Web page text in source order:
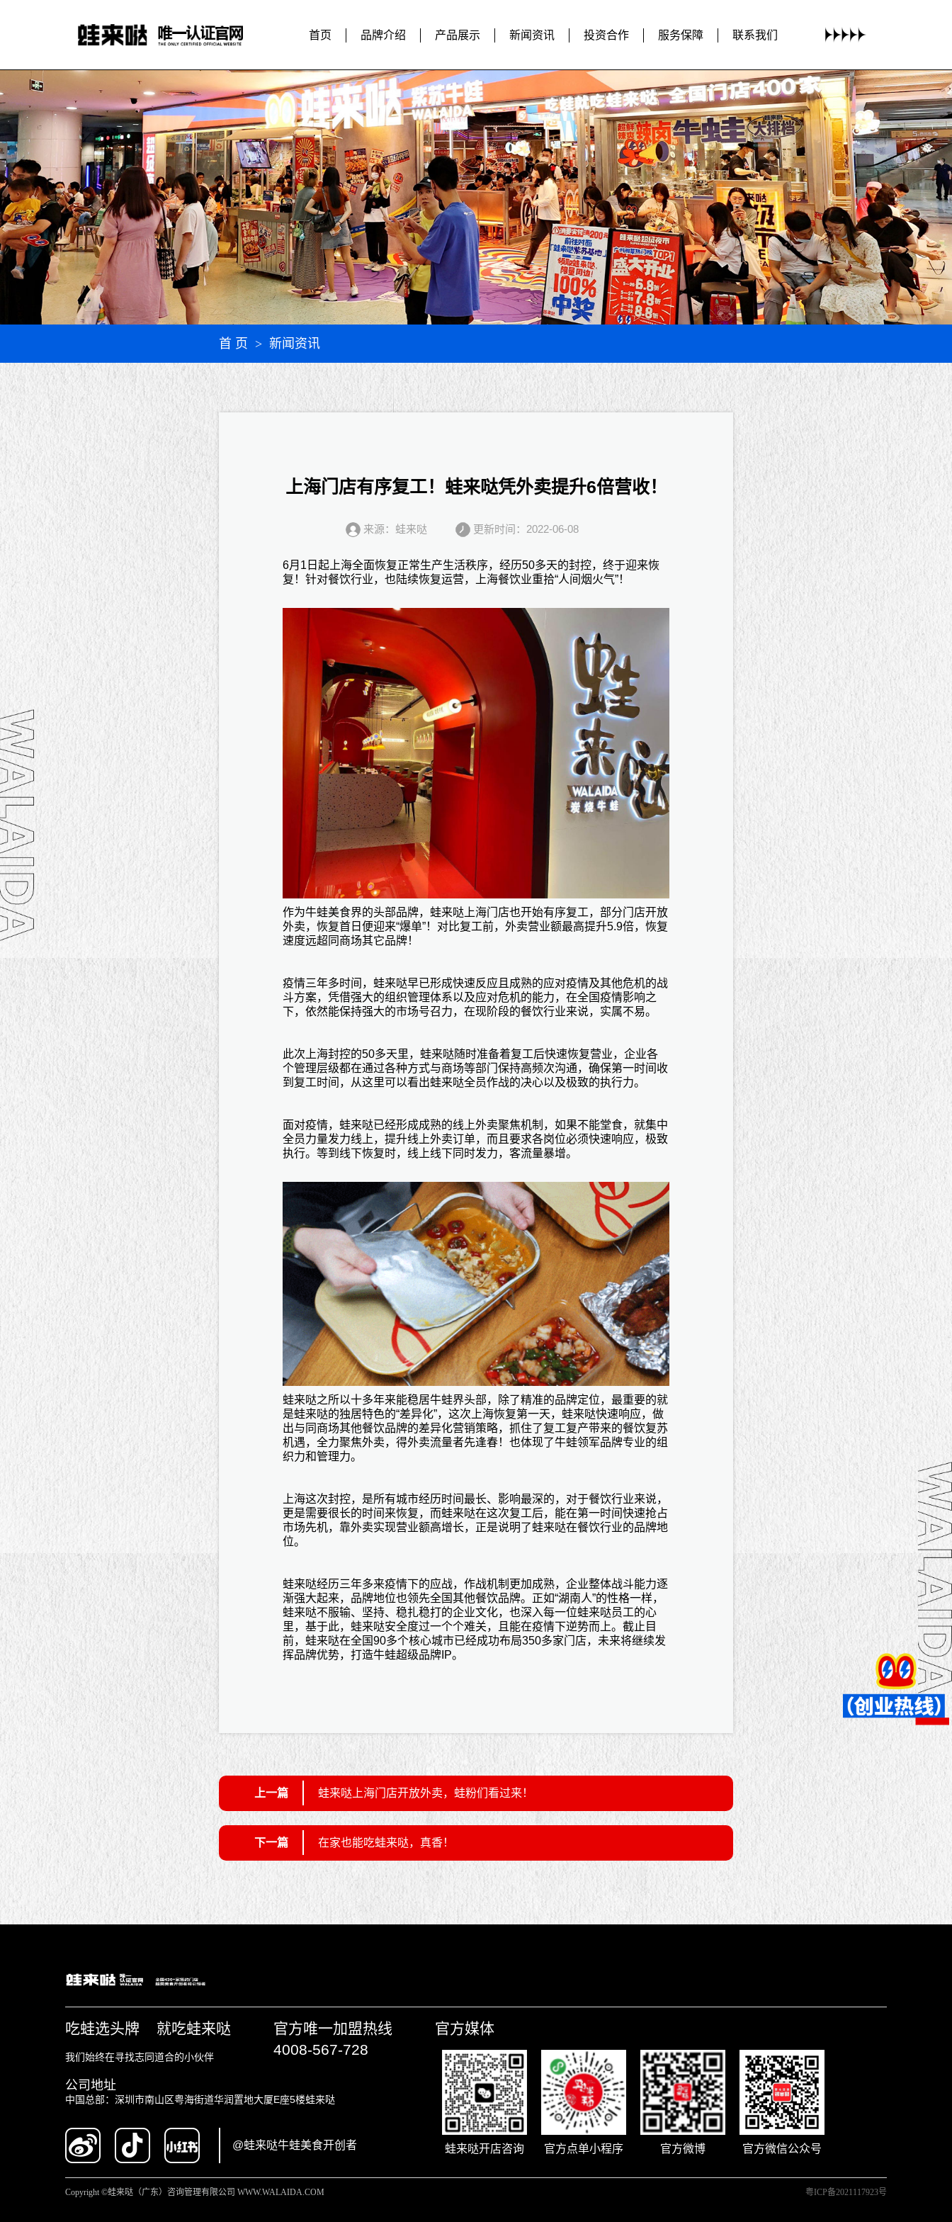
首页 品牌介绍 产品展示 新闻资讯 投资合作 服务保障 联系我们
首 页 > 新闻资讯
上海门店有序复工！蛙来哒凭外卖提升6倍营收！
来源：蛙来哒 更新时间：2022-06-08
6月1日起上海全面恢复正常生产生活秩序，经历50多天的封控，终于迎来恢
复！针对餐饮行业，也陆续恢复运营，上海餐饮业重拾“人间烟火气”！
作为牛蛙美食界的头部品牌， 蛙来哒 上海门店也开始有序复工，部分门店开放
外卖，恢复首日便迎来“爆单”！对比复工前，外卖营业额最高提升5.9倍，恢复
速度远超同商场其它品牌！
疫情三年多时间，蛙来哒早已形成快速反应且成熟的应对疫情及其他危机的战
斗方案，凭借强大的组织管理体系以及应对危机的能力，在全国疫情影响之
下，依然能保持强大的市场号召力，在现阶段的餐饮行业来说，实属不易。
此次上海封控的50多天里，蛙来哒随时准备着复工后快速恢复营业，企业各
个管理层级都在通过各种方式与商场等部门保持高频次沟通，确保第一时间收
到复工时间，从这里可以看出蛙来哒全员作战的决心以及极致的执行力。
面对疫情，蛙来哒已经形成成熟的线上外卖聚焦机制，如果不能堂食，就集中
全员力量发力线上，提升线上外卖订单，而且要求各岗位必须快速响应，极致
执行。等到线下恢复时，线上线下同时发力，客流量暴增。
蛙来哒之所以十多年来能稳居牛蛙界头部，除了精准的品牌定位，最重要的就
是蛙来哒的独居特色的“差异化”，这次上海恢复第一天，蛙来哒快速响应，做
出与同商场其他餐饮品牌的差异化营销策略，抓住了复工复产带来的餐饮复苏
机遇，全力聚焦外卖，得外卖流量者先逢春！也体现了牛蛙领军品牌专业的组
织力和管理力。
上海这次封控，是所有城市经历时间最长、影响最深的，对于餐饮行业来说，
更是需要很长的时间来恢复，而蛙来哒在这次复工后，能在第一时间快速抢占
市场先机，靠外卖实现营业额高增长，正是说明了蛙来哒在餐饮行业的品牌地
位。
蛙来哒经历三年多来疫情下的应战，作战机制更加成熟，企业整体战斗能力逐
渐强大起来，品牌地位也领先全国其他餐饮品牌。正如“湖南人”的性格一样，
蛙来哒不服输、坚持、稳扎稳打的企业文化，也深入每一位蛙来哒员工的心
里，基于此，蛙来哒安全度过一个个难关，且能在疫情下逆势而上。截止目
前，蛙来哒在全国90多个核心城市已经成功布局350多家门店，未来将继续发
挥品牌优势，打造牛蛙超级品牌IP。
上一篇 蛙来哒上海门店开放外卖，蛙粉们看过来！
下一篇 在家也能吃蛙来哒，真香！
吃蛙选头牌 就吃蛙来哒
我们始终在寻找志同道合的小伙伴
官方唯一加盟热线
4008-567-728
公司地址
中国总部：深圳市南山区粤海街道华润置地大厦E座5楼蛙来哒
@蛙来哒牛蛙美食开创者
官方媒体
蛙来哒开店咨询 官方点单小程序 官方微博 官方微信公众号
Copyright ©蛙来哒（广东）咨询管理有限公司 WWW.WALAIDA.COM 粤ICP备2021117923号